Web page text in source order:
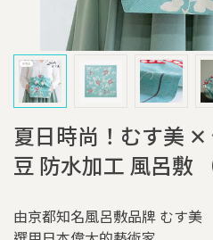
夏日時尚！むす美
豆 防水加工 風呂敷 （
由京都知名風呂敷品牌 むす美